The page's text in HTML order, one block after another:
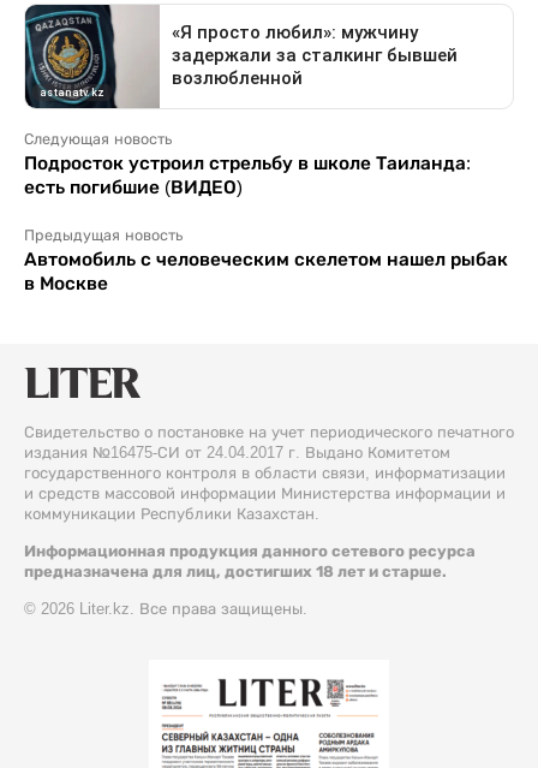
Следующая новость
Подросток устроил стрельбу в школе Таиланда:
есть погибшие (ВИДЕО)
Предыдущая новость
Автомобиль с человеческим скелетом нашел рыбак
в Москве
Свидетельство о постановке на учет периодического печатного
издания №16475-СИ от 24.04.2017 г. Выдано Комитетом
государственного контроля в области связи, информатизации
и средств массовой информации Министерства информации и
коммуникации Республики Казахстан.
Информационная продукция данного сетевого ресурса
предназначена для лиц, достигших 18 лет и старше.
© 2026 Liter.kz. Все права защищены.